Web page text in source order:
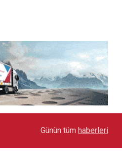
Toyota Otomotiv Sanayi
Günün tüm haberleri